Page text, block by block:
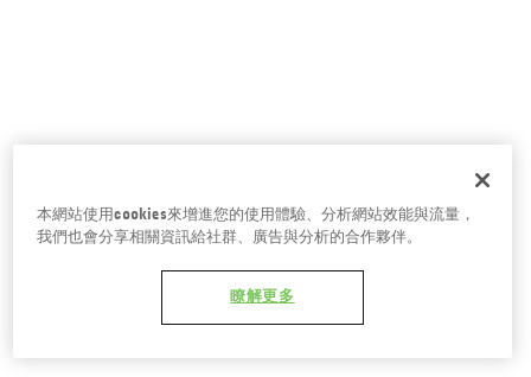
本網站使用cookies來增進您的使用體驗、分析網站效能與流量，
我們也會分享相關資訊給社群、廣告與分析的合作夥伴。
瞭解更多